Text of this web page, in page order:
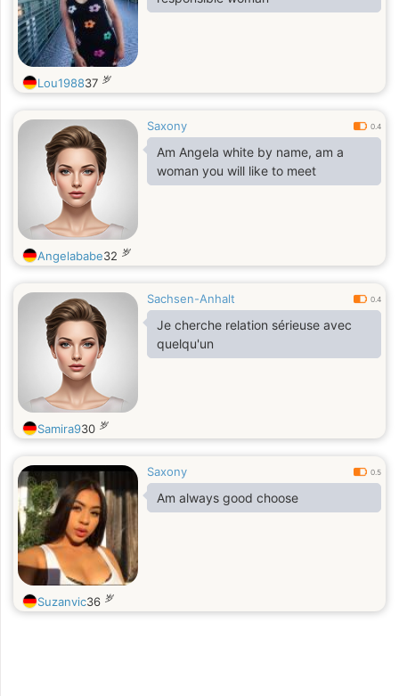
Lou198837 岁
Saxony 0.4
Am Angela white by name, am a
woman you will like to meet
Angelababe32 岁
Sachsen-Anhalt 0.4
Je cherche relation sérieuse avec
quelqu'un
Samira930 岁
Saxony 0.5
Am always good choose
Suzanvic36 岁